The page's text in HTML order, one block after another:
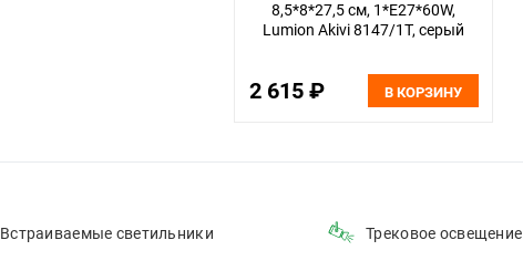
8,5*8*27,5 см, 1*E27*60W,
Lumion Akivi 8147/1T, серый
2 615 ₽ В КОРЗИНУ
Встраиваемые светильники Трековое освещение